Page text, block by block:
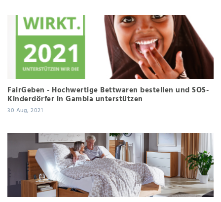
FairGeben - Hochwertige Bettwaren bestellen und SOS-
Kinderdörfer in Gambia unterstützen
30 Aug, 2021